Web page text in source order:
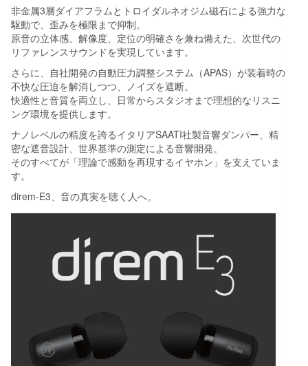
非金属3層ダイアフラムとトロイダルネオジム磁石による強力な
駆動で、歪みを極限まで抑制。
原音の立体感、解像度、定位の明確さを兼ね備えた、次世代の
リファレンスサウンドを実現しています。
さらに、自社開発の自動圧力調整システム（APAS）が装着時の
不快な圧迫を解消しつつ、ノイズを遮断。
快適性と音質を両立し、日常からスタジオまで理想的なリスニ
ング環境を提供します。
ナノレベルの精度を誇るイタリアSAATI社製音響ダンパー、精
密な遮音設計、世界基準の測定による音響開発。
そのすべてが「理論で感動を再現するイヤホン」を支えていま
す。
direm-E3、音の真実を聴く人へ。